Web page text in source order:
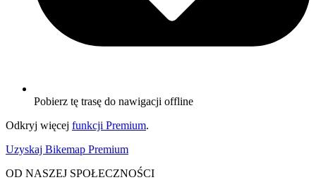
Pobierz tę trasę do nawigacji offline
Odkryj więcej funkcji Premium.
Uzyskaj Bikemap Premium
OD NASZEJ SPOŁECZNOŚCI